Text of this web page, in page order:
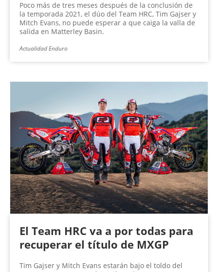
Poco más de tres meses después de la conclusión de
la temporada 2021, el dúo del Team HRC, Tim Gajser y
Mitch Evans, no puede esperar a que caiga la valla de
salida en Matterley Basin.
Actualidad Enduro
El Team HRC va a por todas para
recuperar el título de MXGP
Tim Gajser y Mitch Evans estarán bajo el toldo del